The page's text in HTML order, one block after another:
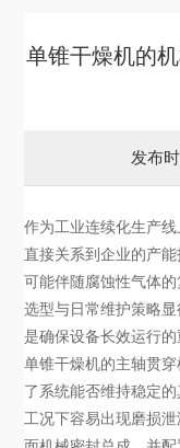
单锥干燥机的
发布
作为工业连续化生产
直接关系到企业的产
可能伴随腐蚀性气体
选型与日常维护策略
是确保设备长效运行的
单锥干燥机的主轴贯
了系统能否维持稳定
工况下容易出现磨损